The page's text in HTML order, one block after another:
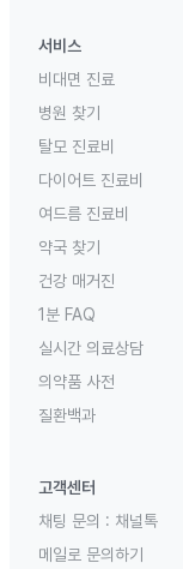
서비스
비대면 진료
병원 찾기
탈모 진료비
다이어트 진료비
여드름 진료비
약국 찾기
건강 매거진
1분 FAQ
실시간 의료상담
의약품 사전
질환백과
고객센터
채팅 문의 : 채널톡
메일로 문의하기